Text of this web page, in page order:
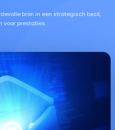
bron in een strategisch bezit,
voor prestaties.